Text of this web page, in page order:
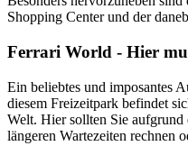
Shopping Center und der
Ferrari World - Hier
Ein beliebtes und imposantes
diesem Freizeitpark befindet
Welt. Hier sollten Sie
längeren Wartezeiten rechnen